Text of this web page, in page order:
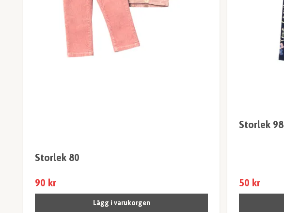
Storlek 80
90 kr
Lägg i varukorgen
Storlek 98
50 kr